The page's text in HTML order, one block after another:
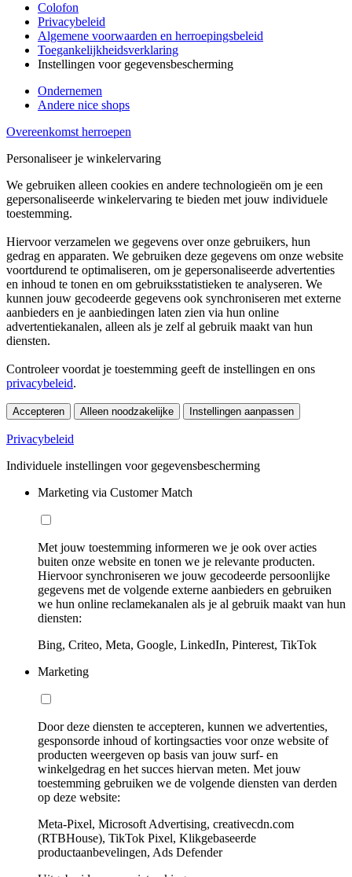
Colofon
Privacybeleid
Algemene voorwaarden en herroepingsbeleid
Toegankelijkheidsverklaring
Instellingen voor gegevensbescherming
Ondernemen
Andere nice shops
Overeenkomst herroepen
Personaliseer je winkelervaring
We gebruiken alleen cookies en andere technologieën om je een
gepersonaliseerde winkelervaring te bieden met jouw individuele
toestemming.
Hiervoor verzamelen we gegevens over onze gebruikers, hun
gedrag en apparaten. We gebruiken deze gegevens om onze website
voortdurend te optimaliseren, om je gepersonaliseerde advertenties
en inhoud te tonen en om gebruiksstatistieken te analyseren. We
kunnen jouw gecodeerde gegevens ook synchroniseren met externe
aanbieders en je aanbiedingen laten zien via hun online
advertentiekanalen, alleen als je zelf al gebruik maakt van hun
diensten.
Controleer voordat je toestemming geeft de instellingen en ons
privacybeleid.
Accepteren Alleen noodzakelijke Instellingen aanpassen
Privacybeleid
Individuele instellingen voor gegevensbescherming
Marketing via Customer Match
Met jouw toestemming informeren we je ook over acties
buiten onze website en tonen we je relevante producten.
Hiervoor synchroniseren we jouw gecodeerde persoonlijke
gegevens met de volgende externe aanbieders en gebruiken
we hun online reclamekanalen als je al gebruik maakt van hun
diensten:
Bing, Criteo, Meta, Google, LinkedIn, Pinterest, TikTok
Marketing
Door deze diensten te accepteren, kunnen we advertenties,
gesponsorde inhoud of kortingsacties voor onze website of
producten weergeven op basis van jouw surf- en
winkelgedrag en het succes hiervan meten. Met jouw
toestemming gebruiken we de volgende diensten van derden
op deze website:
Meta-Pixel, Microsoft Advertising, creativecdn.com
(RTBHouse), TikTok Pixel, Klikgebaseerde
productaanbevelingen, Ads Defender